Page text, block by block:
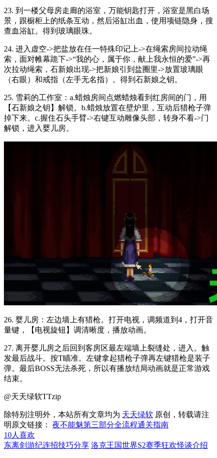
23. 到一楼父母房走廊的浴室，万能钥匙打开，浴室是黑白场
景，跟橱柜上的纸条互动，然后浴缸出血，使用项链隐身，搜
查血浴缸。得到玻璃眼珠。
24. 进入虚空->把盐放在任一特殊印记上->在绳索房间拉动绳
索，面对帷幕跪下->“我的心，属于你，献上我永恒的爱”->再
次拉动绳索，石新娘出现->把新娘引到盐圈里->放置玻璃眼
（右眼）和戒指（左手无名指）。得到石新娘之钥。
25. 雪莉的工作室：a.蜡烛房间点燃蜡烛看到红房间的门，用
【石新娘之钥】解锁。b.蜡烛放置在壁炉里，互动后猎枪子弹
掉下来。c.握住石头手臂->右键互动雕像头部，转身不看->门
解锁，进入婴儿房。
26. 婴儿房：左边墙上有猎枪。打开电视，调频道到4，打开音
量键，【电视旋钮】调清晰度，播放动画。
27. 离开婴儿房之后回到客房区最左端墙上裂缝处，进入。触
发最后战斗。按T瞄准。左键拿起猎枪子弹再左键猎枪是装子
弹。最后BOSS无法杀死，所以有播放结局动画就是正常游戏
结束。
@天天绿软TTzip
除特别注明外，本站所有文章均为 天天绿软 原创，转载请注
明原文链接： 夜不能魅第三部分全流程通关指南
10人喜欢
东离剑游纪连招技巧分享 洛克王国世界S2赛季狂欢怪谈介绍